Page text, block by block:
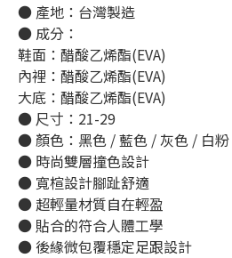
● 產地：台灣製造
● 成分：
鞋面：醋酸乙烯酯(EVA)
內裡：醋酸乙烯酯(EVA)
大底：醋酸乙烯酯(EVA)
● 尺寸：21-29
● 顏色：黑色 / 藍色 / 灰色 / 白
● 時尚雙層撞色設計
● 寬楦設計腳趾舒適
● 超輕量材質自在輕盈
● 貼合的符合人體工學
● 後緣微包覆穩定足跟設計